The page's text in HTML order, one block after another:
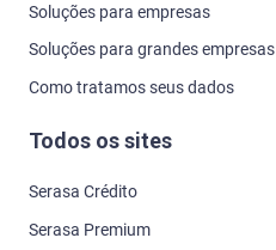
Soluções para empresas
Soluções para grandes empresas
Como tratamos seus dados
Todos os sites
Serasa Crédito
Serasa Premium